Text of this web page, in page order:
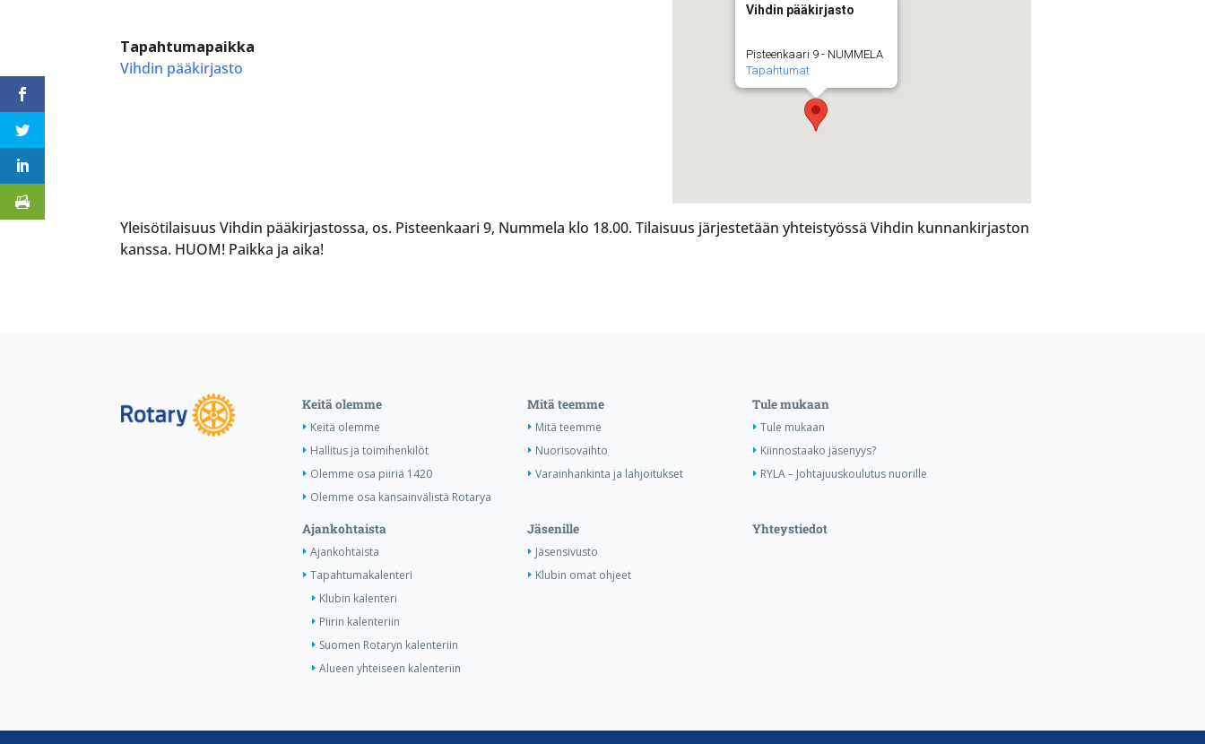
Vihdin pääkirjasto
Pisteenkaari 9 - NUMMELA
Tapahtumat
Tapahtumapaikka
Vihdin pääkirjasto
Yleisötilaisuus Vihdin pääkirjastossa, os. Pisteenkaari 9, Nummela klo 18.00. Tilaisuus järjestetään yhteistyössä Vihdin kunnankirjaston
kanssa. HUOM! Paikka ja aika!
Keitä olemme
Keitä olemme
Hallitus ja toimihenkilöt
Olemme osa piiriä 1420
Olemme osa kansainvälistä Rotarya
Mitä teemme
Mitä teemme
Nuorisovaihto
Varainhankinta ja lahjoitukset
Tule mukaan
Tule mukaan
Kiinnostaako jäsenyys?
RYLA – Johtajuuskoulutus nuorille
Ajankohtaista
Ajankohtaista
Tapahtumakalenteri
Klubin kalenteri
Piirin kalenteriin
Suomen Rotaryn kalenteriin
Alueen yhteiseen kalenteriin
Jäsenille
Jäsensivusto
Klubin omat ohjeet
Yhteystiedot